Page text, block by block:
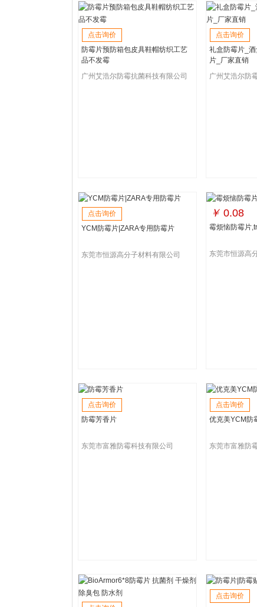
点击询价
防霉片预防箱包皮具鞋帽纺织工艺
品不发霉
广州艾浩尔防霉抗菌科技有限公司
点击询价
礼盒防霉片_
片_厂家直销
广州艾浩尔防
点击询价
YCM防霉片|ZARA专用防霉片
东莞市恒源高分子材料有限公司
￥ 0.08
霉烦恼防霉片
东莞市恒源高
点击询价
防霉芳香片
东莞市富雅防霉科技有限公司
点击询价
优克美YCM防
东莞市富雅防
点击询价